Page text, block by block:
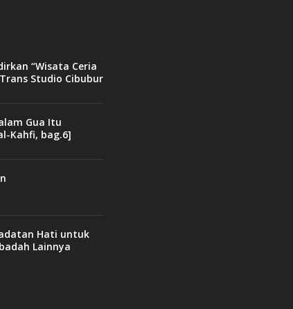
“Wisata Ceria
Studio Cibubur
Gua Itu
Kahfi, bag.6]
Hati untuk
Lainnya